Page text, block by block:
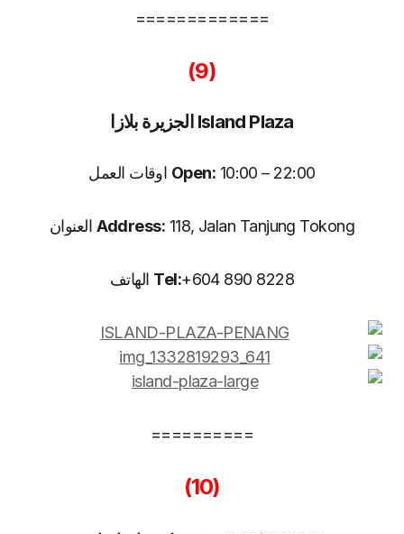
=============
(9)
Island Plaza الجزيرة بلازا
Open: 10:00 – 22:00 اوقات العمل
Address: 118, Jalan Tanjung Tokong العنوان
Tel:+604 890 8228 الهاتف
==========
(10)